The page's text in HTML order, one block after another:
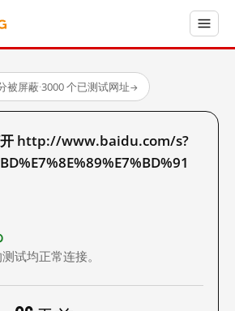
被屏蔽·3000 个已测试网址→
开 http://www.baidu.com/s?
试均正常连接。